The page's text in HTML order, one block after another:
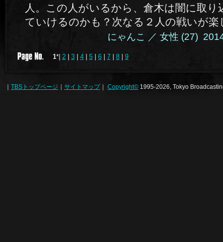
人。この人がいるから、倉木は闇に取り
ていけるのかも？次なる２人の戦いが楽
にゃんこ ／ 女性 (27)
1*| 2 3 4 5 6 7 8 9
TBSトップページ サイトマップ｜ Copyright© 1995-2026, Tokyo